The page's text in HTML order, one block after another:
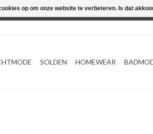
SOLDEN HOMEWEAR
op om onze website te verbeteren. Is dat
Webshop werkt met EU